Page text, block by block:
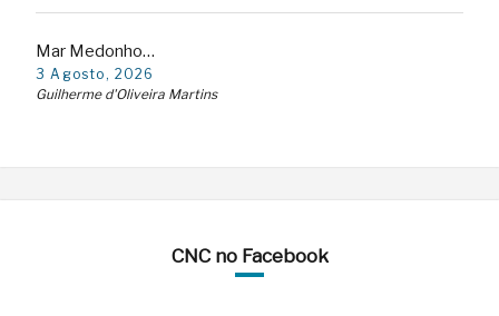
Mar Medonho…
3 Agosto, 2026
Guilherme d'Oliveira Martins
CNC no Facebook